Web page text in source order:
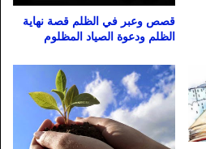
قصص وعبر في الظلم قصة نهاية
الظلم ودعوة الصياد المظلوم